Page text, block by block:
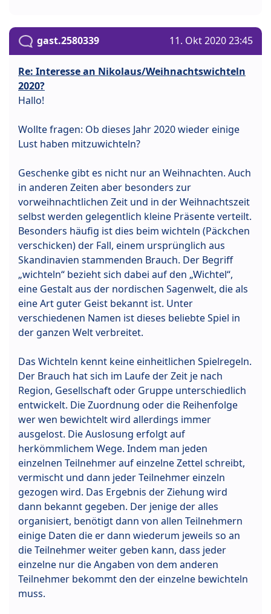
gast.2580339 11. Okt 2020 23:45
Re: Interesse an Nikolaus/Weihnachtswichteln
2020?
Hallo!
Wollte fragen: Ob dieses Jahr 2020 wieder einige
Lust haben mitzuwichteln?
Geschenke gibt es nicht nur an Weihnachten. Auch
in anderen Zeiten aber besonders zur
vorweihnachtlichen Zeit und in der Weihnachtszeit
selbst werden gelegentlich kleine Präsente verteilt.
Besonders häufig ist dies beim wichteln (Päckchen
verschicken) der Fall, einem ursprünglich aus
Skandinavien stammenden Brauch. Der Begriff
„wichteln“ bezieht sich dabei auf den „Wichtel“,
eine Gestalt aus der nordischen Sagenwelt, die als
eine Art guter Geist bekannt ist. Unter
verschiedenen Namen ist dieses beliebte Spiel in
der ganzen Welt verbreitet.
Das Wichteln kennt keine einheitlichen Spielregeln.
Der Brauch hat sich im Laufe der Zeit je nach
Region, Gesellschaft oder Gruppe unterschiedlich
entwickelt. Die Zuordnung oder die Reihenfolge
wer wen bewichtelt wird allerdings immer
ausgelost. Die Auslosung erfolgt auf
herkömmlichem Wege. Indem man jeden
einzelnen Teilnehmer auf einzelne Zettel schreibt,
vermischt und dann jeder Teilnehmer einzeln
gezogen wird. Das Ergebnis der Ziehung wird
dann bekannt gegeben. Der jenige der alles
organisiert, benötigt dann von allen Teilnehmern
einige Daten die er dann wiederum jeweils so an
die Teilnehmer weiter geben kann, dass jeder
einzelne nur die Angaben von dem anderen
Teilnehmer bekommt den der einzelne bewichteln
muss.